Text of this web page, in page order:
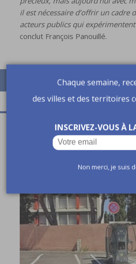
il est nécessaire d’offrir un cadre
acteurs publics qui
conclut François Panouillé.
A lire
Chaque semaine,
des villes et des territoires
INSCRIVEZ-VOUS À
Non merci, je suis